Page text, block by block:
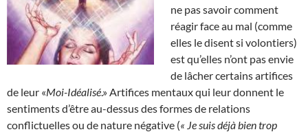
ne pas savoir comment
réagir face au mal (comme
elles le disent si volontiers)
est qu’elles n’ont pas envie
de lâcher certains artifices
de leur «Moi-Idéalisé.» Artifices mentaux qui leur donnent le
sentiments d’être au-dessus des formes de relations
conflictuelles ou de nature négative (« Je suis déjà bien trop